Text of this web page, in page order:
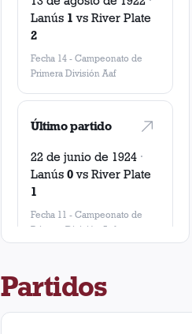
Lanús 1 vs River Plate
2
Fecha 14 - Campeonato de
Primera División Aaf
Último partido
22 de junio de 1924 ·
Lanús 0vs River Plate
1
Fecha 11 - Campeonato de
Primera División Aaf
Partidos